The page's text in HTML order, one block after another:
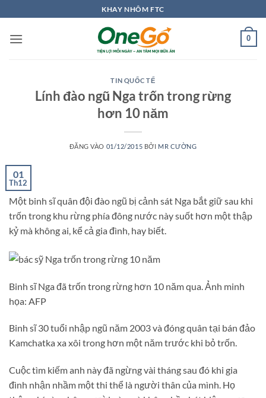
qua
nội
KHAY NHÔM FTC
0
TIN QUỐC TẾ
Lính đào ngũ Nga trốn trong rừng
hơn 10 năm
ĐĂNG VÀO 01/12/2015 BỞI MR CƯỜNG
01
Th12
Một binh sĩ quân đội đào ngũ bị cảnh sát Nga bắt giữ sau khi
trốn trong khu rừng phía đông nước này suốt hơn một thập
kỷ mà không ai, kể cả gia đình, hay biết.
Binh sĩ Nga đã trốn trong rừng hơn 10 năm qua. Ảnh minh
họa: AFP
Binh sĩ 30 tuổi nhập ngũ năm 2003 và đóng quân tại bán đảo
Kamchatka xa xôi trong hơn một năm trước khi bỏ trốn.
Cuộc tìm kiếm anh này đã ngừng vài tháng sau đó khi gia
đình nhận nhầm một thi thể là người thân của mình. Họ